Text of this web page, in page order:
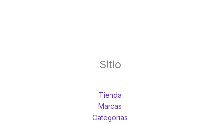
Sitio
Tienda
Marcas
Categorias